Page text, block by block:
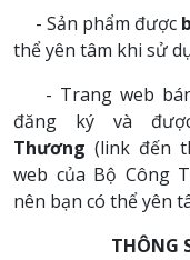
- Sản phẩm được
thể yên tâm khi sử
- Trang web
đăng ký và
Thương (link đến
web của Bộ Công
nên bạn có thể yên
THÔNG